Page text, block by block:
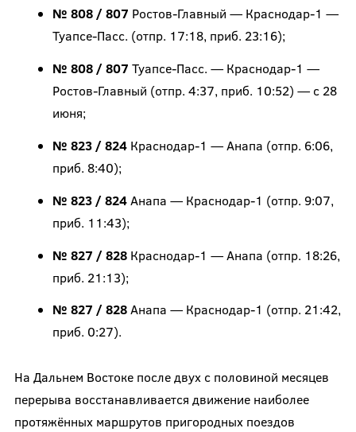
№ 808 / 807 Ростов-Главный — Краснодар-1 —
Туапсе-Пасс. (отпр. 17:18, приб. 23:16);
№ 808 / 807 Туапсе-Пасс. — Краснодар-1 —
Ростов-Главный (отпр. 4:37, приб. 10:52) — с 28
июня;
№ 823 / 824Краснодар-1 — Анапа (отпр. 6:06,
приб. 8:40);
№ 823 / 824Анапа — Краснодар-1 (отпр. 9:07,
приб. 11:43);
№ 827 / 828Краснодар-1 — Анапа (отпр. 18:26,
приб. 21:13);
№ 827 / 828Анапа — Краснодар-1 (отпр. 21:42,
приб. 0:27).
На Дальнем Востоке после двух с половиной месяцев
перерыва восстанавливается движение наиболее
протяжённых маршрутов пригородных поездов